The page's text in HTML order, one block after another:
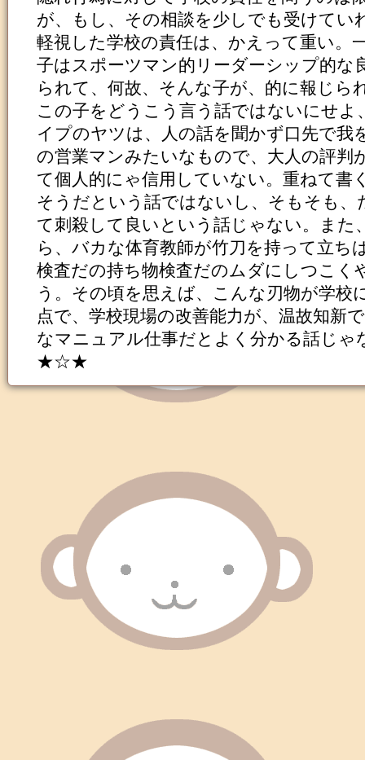
が、もし、その相談を少しでも受けてい
軽視した学校の責任は、かえって重い。
子はスポーツマン的リーダーシップ的な
られて、何故、そんな子が、的に報じら
この子をどうこう言う話ではないにせよ
イプのヤツは、人の話を聞かず口先で我
の営業マンみたいなもので、大人の評判
て個人的にゃ信用していない。重ねて書
そうだという話ではないし、そもそも、
て刺殺して良いという話じゃない。また
ら、バカな体育教師が竹刀を持って立ち
検査だの持ち物検査だのムダにしつこく
う。その頃を思えば、こんな刃物が学校
点で、学校現場の改善能力が、温故知新
なマニュアル仕事だとよく分かる話じゃ
★☆★